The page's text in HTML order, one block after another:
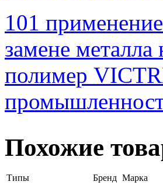
101
замене
полимер
Похожие
Типы Бренд Марка